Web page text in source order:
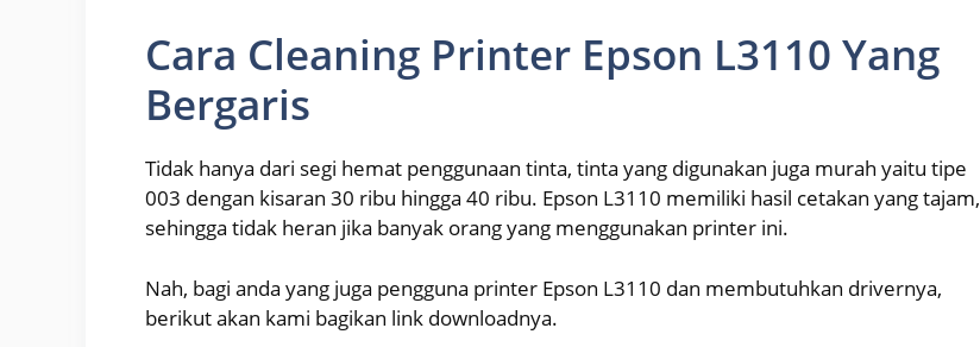
Cara Cleaning Printer Epson L3110 Yang
Bergaris
Tidak hanya dari segi hemat penggunaan tinta, tinta yang digunakan juga murah yaitu tipe
003 dengan kisaran 30 ribu hingga 40 ribu. Epson L3110 memiliki hasil cetakan yang tajam,
sehingga tidak heran jika banyak orang yang menggunakan printer ini.
Nah, bagi anda yang juga pengguna printer Epson L3110 dan membutuhkan drivernya,
berikut akan kami bagikan link downloadnya.